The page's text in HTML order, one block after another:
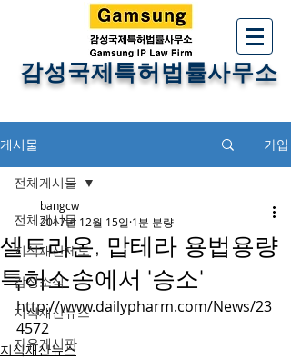
감성국제특허법률사무소
게시물 가입
전체게시물
지식재산제도
감성소식
지식재산뉴스
자유게시판
전체게시물
셀트리온, 맙테라 용법용량
특허소송에서 '승소'
bangcw
2017년 12월 15일 1분 분량
http://www.dailypharm.com/News/23
4572
지식재산뉴스